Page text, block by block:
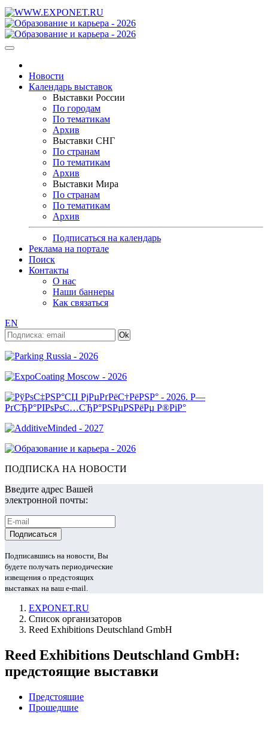
Новости
Календарь выставок
Выставки России
По городам
По тематикам
Архив
Выставки СНГ
По странам
По тематикам
Архив
Выставки Мира
По странам
По тематикам
Архив
Подписаться на календарь
Реклама на портале
Поиск
Контакты
О нас
Наши баннеры
Как связаться
EN
ПОДПИСКА НА НОВОСТИ
Введите адрес Вашей
электронной почты:
Подписавшись на новости, Вы
будете получать периодические
извещения о предстоящих
выставках на ваш e-mail.
EXPONET.RU
Список организаторов
Reed Exhibitions Deutschland GmbH
Reed Exhibitions Deutschland GmbH:
предстоящие выставки
Предстоящие
Прошедшие